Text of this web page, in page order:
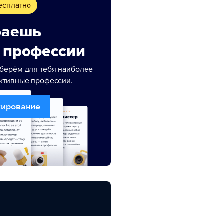
для тебя наиболее
профессии.